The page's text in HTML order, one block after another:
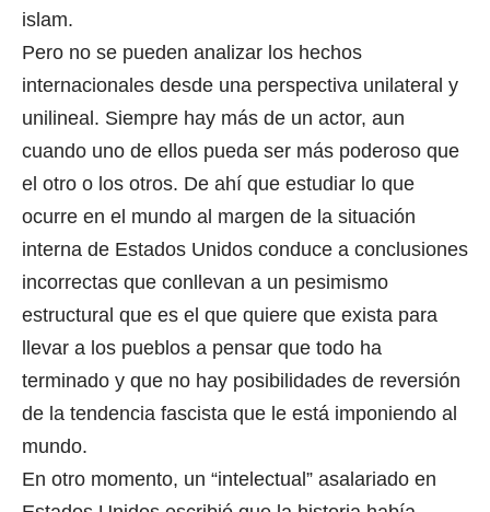
islam.
Pero no se pueden analizar los hechos
internacionales desde una perspectiva unilateral y
unilineal. Siempre hay más de un actor, aun
cuando uno de ellos pueda ser más poderoso que
el otro o los otros. De ahí que estudiar lo que
ocurre en el mundo al margen de la situación
interna de Estados Unidos conduce a conclusiones
incorrectas que conllevan a un pesimismo
estructural que es el que quiere que exista para
llevar a los pueblos a pensar que todo ha
terminado y que no hay posibilidades de reversión
de la tendencia fascista que le está imponiendo al
mundo.
En otro momento, un “intelectual” asalariado en